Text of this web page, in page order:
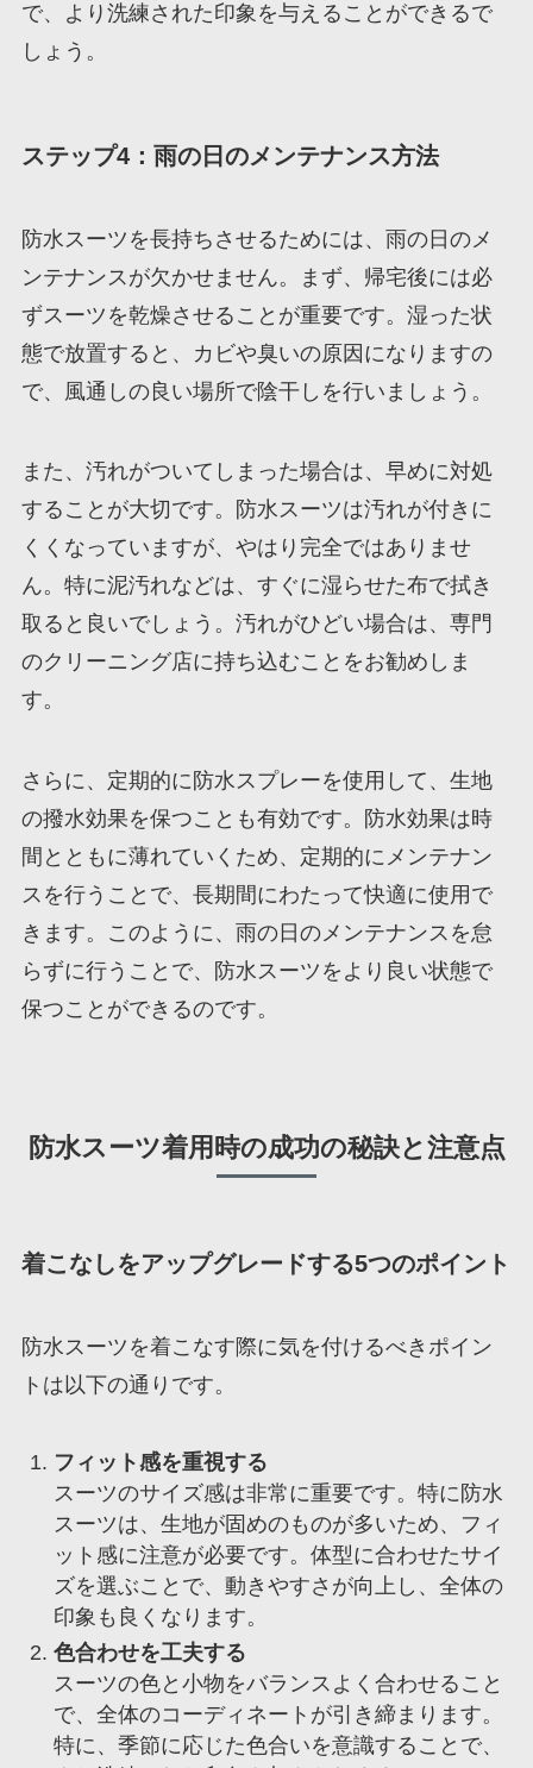
で、より洗練された印象を与えることができるで
しょう。
ステップ4：雨の日のメンテナンス方法
防水スーツを長持ちさせるためには、雨の日のメ
ンテナンスが欠かせません。まず、帰宅後には必
ずスーツを乾燥させることが重要です。湿った状
態で放置すると、カビや臭いの原因になりますの
で、風通しの良い場所で陰干しを行いましょう。
また、汚れがついてしまった場合は、早めに対処
することが大切です。防水スーツは汚れが付きに
くくなっていますが、やはり完全ではありませ
ん。特に泥汚れなどは、すぐに湿らせた布で拭き
取ると良いでしょう。汚れがひどい場合は、専門
のクリーニング店に持ち込むことをお勧めしま
す。
さらに、定期的に防水スプレーを使用して、生地
の撥水効果を保つことも有効です。防水効果は時
間とともに薄れていくため、定期的にメンテナン
スを行うことで、長期間にわたって快適に使用で
きます。このように、雨の日のメンテナンスを怠
らずに行うことで、防水スーツをより良い状態で
保つことができるのです。
防水スーツ着用時の成功の秘訣と注意点
着こなしをアップグレードする5つのポイント
防水スーツを着こなす際に気を付けるべきポイン
トは以下の通りです。
フィット感を重視する
スーツのサイズ感は非常に重要です。特に防水
スーツは、生地が固めのものが多いため、フィ
ット感に注意が必要です。体型に合わせたサイ
ズを選ぶことで、動きやすさが向上し、全体の
印象も良くなります。
色合わせを工夫する
スーツの色と小物をバランスよく合わせること
で、全体のコーディネートが引き締まります。
特に、季節に応じた色合いを意識することで、